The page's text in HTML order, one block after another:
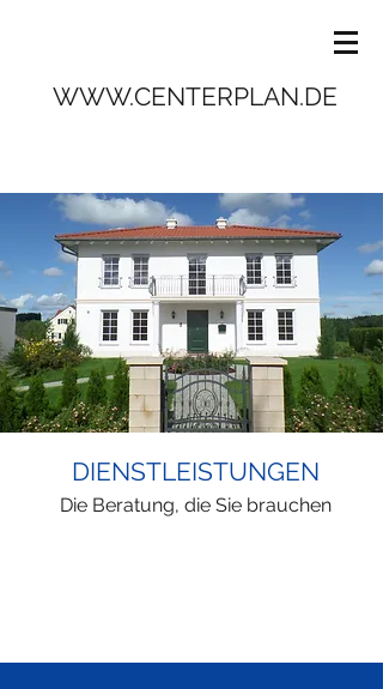
WWW.CENTERPLAN.DE
DIENSTLEISTUNGEN
Die Beratung, die Sie brauchen